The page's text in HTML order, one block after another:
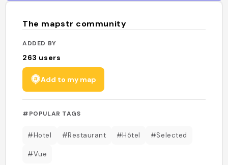
The mapstr community
ADDED BY
263 users
Add to my map
#POPULAR TAGS
#Hotel #Restaurant #Hôtel #Selected
#Vue